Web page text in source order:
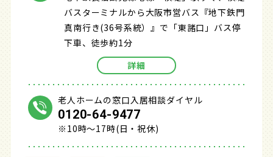
バスターミナルから大阪市営バス『地下鉄門
真南行き(36号系統）』で「東諸口」バス停
下車、徒歩約1分
詳細
老人ホームの窓口入居相談ダイヤル
0120-64-9477
※10時～17時(日・祝休)